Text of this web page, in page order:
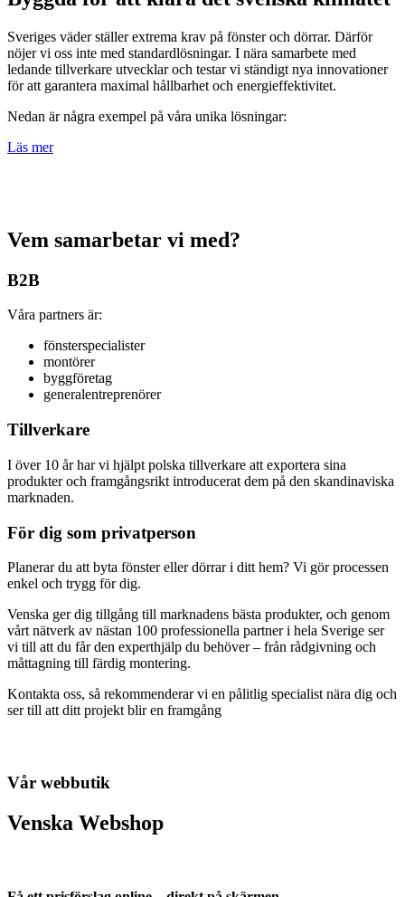
Sveriges väder ställer extrema krav på fönster och dörrar. Därför
nöjer vi oss inte med standardlösningar. I nära samarbete med
ledande tillverkare utvecklar och testar vi ständigt nya innovationer
för att garantera maximal hållbarhet och energieffektivitet.
Nedan är några exempel på våra unika lösningar:
Läs mer
Vem samarbetar vi med?
B2B
Våra partners är:
fönsterspecialister
montörer
byggföretag
generalentreprenörer
Tillverkare
I över 10 år har vi hjälpt polska tillverkare att exportera sina
produkter och framgångsrikt introducerat dem på den skandinaviska
marknaden.
För dig som privatperson
Planerar du att byta fönster eller dörrar i ditt hem? Vi gör processen
enkel och trygg för dig.
Venska ger dig tillgång till marknadens bästa produkter, och genom
vårt nätverk av nästan 100 professionella partner i hela Sverige ser
vi till att du får den experthjälp du behöver – från rådgivning och
måttagning till färdig montering.
Kontakta oss, så rekommenderar vi en pålitlig specialist nära dig och
ser till att ditt projekt blir en framgång
Vår webbutik
Venska Webshop